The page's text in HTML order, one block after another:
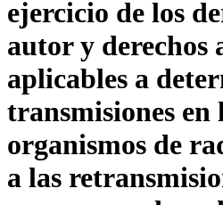
ejercicio de los
autor y derechos
aplicables a
transmisiones en
organismos de
a las